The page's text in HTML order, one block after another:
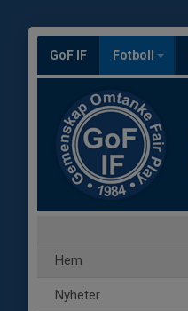
GoF IF Fotboll
Hem
Nyheter